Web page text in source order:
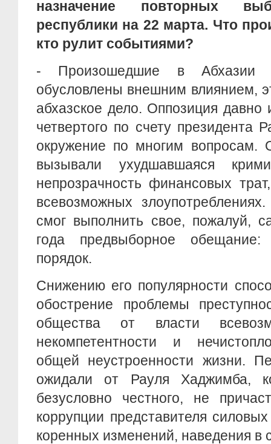
назначение повторных
республики на 22 марта. Что
кто рулит событиями?
- Произошедшие в Абхазии
обусловлены внешним влиянием,
абхазское дело. Оппозиция давно
четвертого по счету президента
окружение по многим вопросам.
вызывали ухудшавшаяся
непрозрачность финансовых
всевозможных
смог выполнить свое, пожалуй,
года предвыборное
порядок.
Снижению его популярности
обострение проблемы
общества от власти
некомпетентности и
общей неустроенности жизни.
ожидали от Рауля Хаджимба,
безусловно честного, не
коррупции представителя
коренных изменений, наведения в